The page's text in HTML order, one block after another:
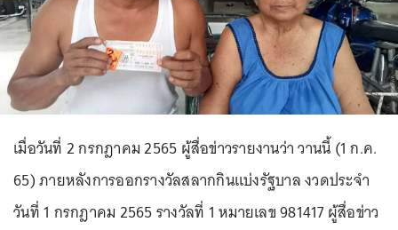
เมื่อวันที่ 2 กรกฎาคม 2565 ผู้สื่อข่าวรายงานว่า วานนี้ (1 ก.ค.
65) ภายหลังการออกรางวัลสลากกินแบ่งรัฐบาล งวดประจำ
วันที่ 1 กรกฎาคม 2565 รางวัลที่ 1 หมายเลข 981417 ผู้สื่อข่าว